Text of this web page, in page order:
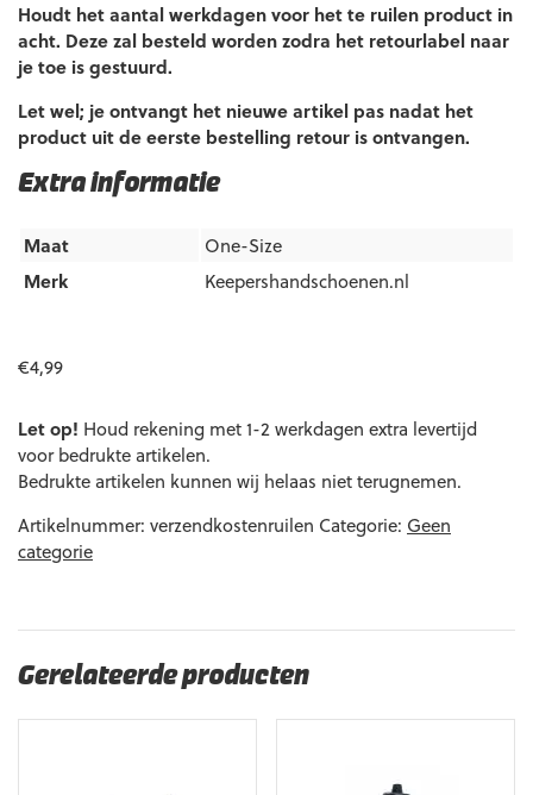
€4,99
Let op! Houd rekening met 1-2 werkdagen extra levertijd
voor bedrukte artikelen.
Bedrukte artikelen kunnen wij helaas niet terugnemen.
Artikelnummer: verzendkostenruilen Categorie: Geen
categorie
Extra informatie
Maat
One-Size
Merk
Keepershandschoenen.nl
Houdt het aantal werkdagen voor het te ruilen product in
acht. Deze zal besteld worden zodra het retourlabel naar
je toe is gestuurd.
Let wel; je ontvangt het nieuwe artikel pas nadat het
product uit de eerste bestelling retour is ontvangen.
Gerelateerde producten